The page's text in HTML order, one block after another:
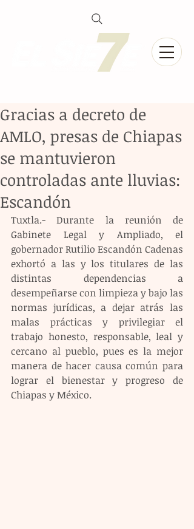
Gracias a decreto de
AMLO, presas de Chiapas
se mantuvieron
controladas ante lluvias:
Escandón
Tuxtla.- Durante la reunión de
Gabinete Legal y Ampliado, el
gobernador Rutilio Escandón Cadenas
exhortó a las y los titulares de las
distintas dependencias a
desempeñarse con limpieza y bajo las
normas jurídicas, a dejar atrás las
malas prácticas y privilegiar el
trabajo honesto, responsable, leal y
cercano al pueblo, pues es la mejor
manera de hacer causa común para
lograr el bienestar y progreso de
Chiapas y México.